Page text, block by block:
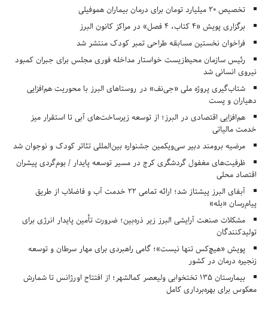
تخصیص ۲۰ میلیارد تومان برای درمان بیماران هموفیلی
برگزاری پویش «۴ کتاب، ۴ فصل» در مراکز کانون البرز
فراخوان نخستین مسابقه طراحی تمبر کودک منتشر شد
رئیس سازمان محیط‌زیست خواستار مداخله فوری مجلس برای جبران کمبود
نیروی انسانی شد
شتاب‌گیری پروژه ملی «جی‌نف» در روستاهای البرز با محوریت هم‌افزایی
دهیاران و پست
هم‌افزایی اقتصادی در البرز؛ از توسعه زیرساخت‌های آبی تا استقرار میز
خدمت مالیاتی
مرضیه برومند دبیر سی‌ویکمین جشنواره بین‌المللی تئاتر کودک و نوجوان شد
ظرفیت‌های مغفول گردشگری کرج در مسیر توسعه پایدار / بوم‌گردی پیشران
اقتصاد محلی
آبفای البرز پیشتاز شد؛ ارائه تمامی ۲۲ خدمت آب و فاضلاب از طریق
پیام‌رسان «بله»
مشکلات صنعت آرایشی البرز زیر ذره‌بین؛ ضرورت تأمین پایدار انرژی برای
تولیدکنندگان
پویش «هیچ‌کس تنها نیست»؛ گامی راهبردی برای مهار سرطان و توسعه
زنجیره درمان در کشور
بیمارستان ۱۳۵ تختخوابی ولیعصر کمالشهر؛ از افتتاح اورژانس تا شمارش
معکوس برای بهره‌برداری کامل